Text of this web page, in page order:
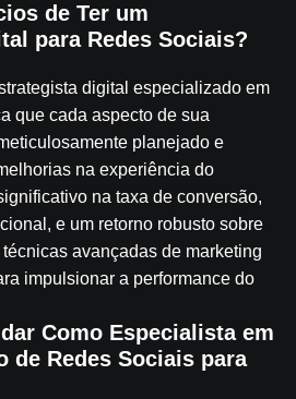
de Ter um
para Redes Sociais?
digital especializado em
que cada aspecto de sua
planejado e
na experiência do
na taxa de conversão,
e um retorno robusto sobre
avançadas de marketing
impulsionar a performance do
Como Especialista em
de Redes Sociais para